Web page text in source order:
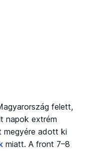
felett,
napok extrém
megyére adott ki
miatt. A front 7–8